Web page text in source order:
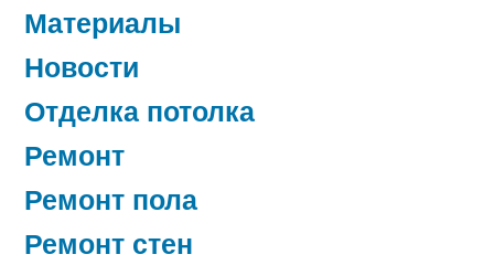
Материалы
Новости
Отделка потолка
Ремонт
Ремонт пола
Ремонт стен